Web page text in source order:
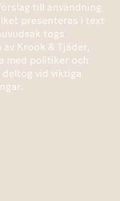
till användning
presenteras i text
togs
Krook & Tjäder,
med politiker och
vid viktiga